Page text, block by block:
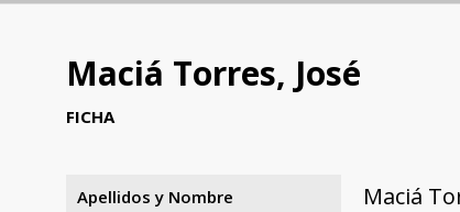
Maciá Torres, José
FICHA
Apellidos y Nombre Maciá